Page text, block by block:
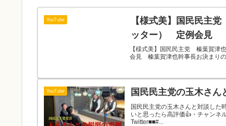
YouTube
【様式美】国民民主
ッター） 定例会見
【様式美】国民民主党 榛葉賀津
会見 榛葉賀津也幹事長お決まり
YouTube 国民民主党の玉木さ
国民民主党の玉木さんと対談した
いと思ったら高評価👍・チャン
Twitter■■#...